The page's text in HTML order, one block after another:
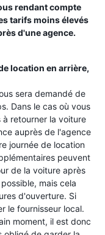
rendant compte
tarifs moins élevés
d'une agence.
location en arrière,
sera demandé de
Dans le cas où vous
retourner la voiture
auprès de l'agence
journée de location
peuvent
de la voiture après
mais cela
d'ouverture. Si
le fournisseur local.
moment, il est donc